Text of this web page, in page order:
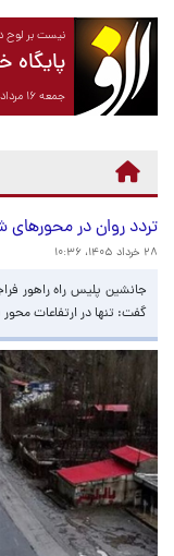
نیست بر لوح
پایگاه
جمعه ۱۶ مرداد ۱۴۰۵ برابر با ۰۷ آگوست ۲۰۲۶
تردد روان در محورهای
۲۸ خرداد ۱۴۰۵، ۱۰:۳۶
جانشین پلیس راه راهور
گفت: تنها در ارتفاعات